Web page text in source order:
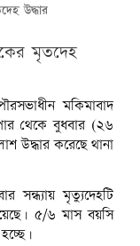
উদ্ধার
মৃতদেহ
মকিমাবাদ
থেকে বুধবার (২৬
উদ্ধার করেছে থানা
সন্ধ্যায় মৃত্যুদেহটি
৫/৬ মাস বয়সি